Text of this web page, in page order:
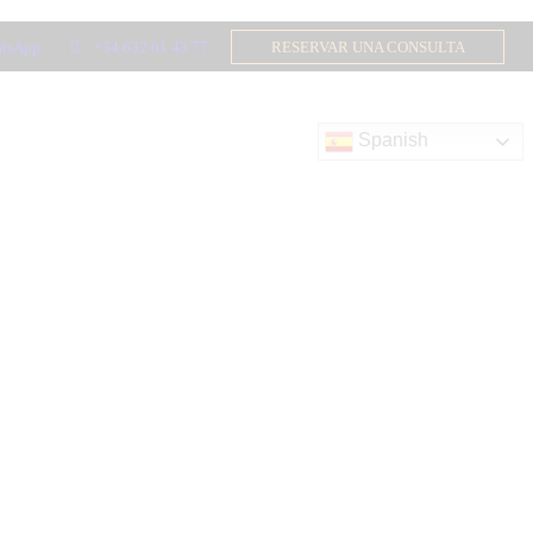
+34 632 61 43 77 RESERVAR UNA CONSULTA
Spanish